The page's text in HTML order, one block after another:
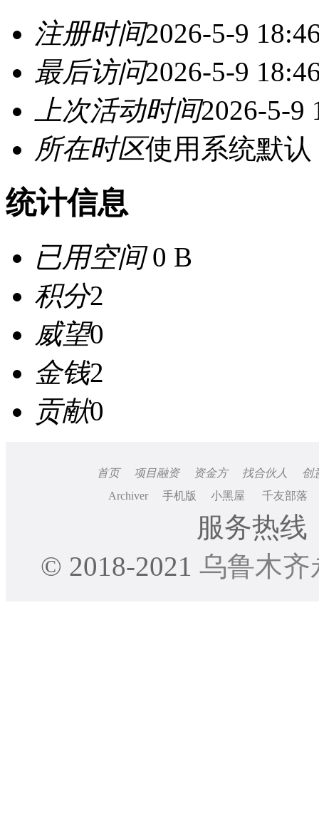
注册时间2026-5-9
最后访问2026-5-9
上次活动时间2026-5-9
所在时区使用系统默认
统计信息
已用空间0 B
积分2
威望0
金钱2
贡献0
首页 项目融资 资金方 找合伙人
创
Archiver
手机版 小黑屋 千友部落
服务热线
© 2018-2021 乌鲁木齐